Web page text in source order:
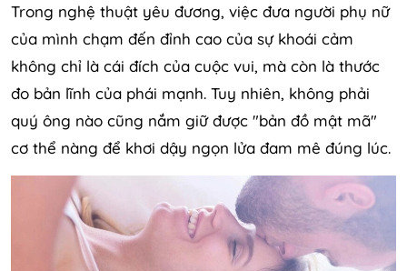
Trong nghệ thuật yêu đương, việc đưa người phụ nữ
của mình chạm đến đỉnh cao của sự khoái cảm
không chỉ là cái đích của cuộc vui, mà còn là thước
đo bản lĩnh của phái mạnh. Tuy nhiên, không phải
quý ông nào cũng nắm giữ được "bản đồ mật mã"
cơ thể nàng để khơi dậy ngọn lửa đam mê đúng lúc.